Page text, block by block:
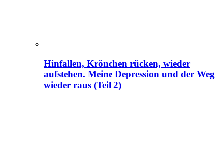
Hinfallen, Krönchen rücken, wieder
aufstehen. Meine Depression und der Weg
wieder raus (Teil 2)